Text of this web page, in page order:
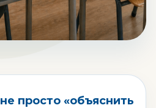
не просто «объяснить